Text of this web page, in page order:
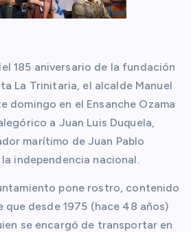
185 aniversario de la fundación
La Trinitaria, el alcalde Manuel
domingo en el Ensanche Ozama
a Juan Luis Duquela,
marítimo de Juan Pablo
independencia nacional.
pone rostro, contenido
que desde 1975 (hace 48 años)
se encargó de transportar en